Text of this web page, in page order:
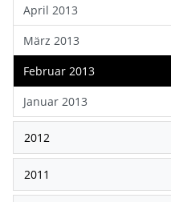
April 2013
März 2013
Februar 2013
Januar 2013
2012
2011